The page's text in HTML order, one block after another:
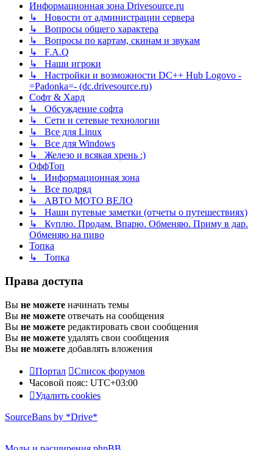
Информационная зона Drivesource.ru
↳ Новости от администрации сервера
↳ Вопросы общего характера
↳ Вопросы по картам, скинам и звукам
↳ F.A.Q
↳ Наши игроки
↳ Настройки и возможности DC++ Hub Logovo -
=Padonka=- (dc.drivesource.ru)
Софт & Хард
↳ Обсуждение софта
↳ Сети и сетевые технологии
↳ Все для Linux
↳ Все для Windows
↳ Железо и всякая хрень :)
ОффТоп
↳ Информационная зона
↳ Все подряд
↳ АВТО МОТО ВЕЛО
↳ Наши путевые заметки (отчеты о путешествиях)
↳ Куплю. Продам. Впарю. Обменяю. Приму в дар.
Обменяю на пиво
Топка
↳ Топка
Права доступа
Вы не можете начинать темы
Вы не можете отвечать на сообщения
Вы не можете редактировать свои сообщения
Вы не можете удалять свои сообщения
Вы не можете добавлять вложения
Портал
Список форумов
Часовой пояс: UTC+03:00
Удалить cookies
SourceBans by *Drive*